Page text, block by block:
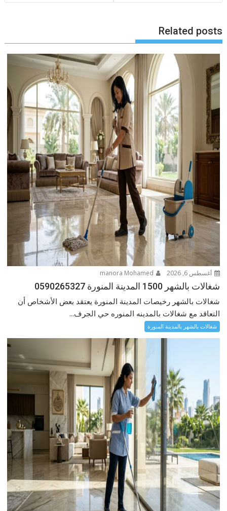
Related posts
أغسطس 6, 2026
شغالات بالشهر 1500 المدينة المنورة 0590265327
شغالات بالشهر رخيصات المدينة المنورة يعتقد بعض الأشخاص أن
التعاقد مع شغالات بالمدينه المنوره حي الجرف...
شغالات بالشهر بالمدينة المنورة